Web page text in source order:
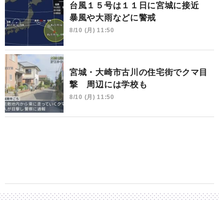
台風１５号は１１日に宮城に接近
暴風や大雨などに警戒
8/10 (月) 11:50
宮城・大崎市古川の住宅街でクマ目
撃 周辺には学校も
8/10 (月) 11:50